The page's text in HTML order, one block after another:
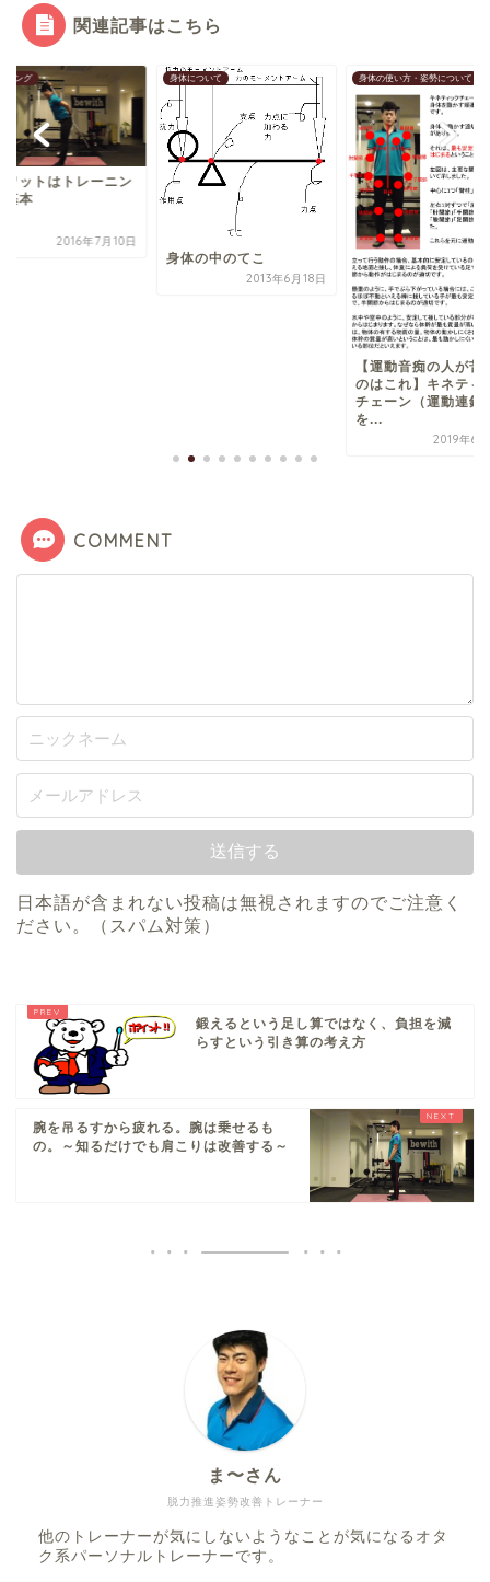
関連記事はこちら
ついて 身体の使い方・姿勢について トレーニング
【腰部傷害防止】ス
ットで腰を痛めない
に注意すべきこと
2018年11
COMMENT
日本語が含まれない投稿は無視されますのでご注意く
ださい。（スパム対策）
鍛えるという足し算ではなく、負担を減
らすという引き算の考え方
腕を吊るすから疲れる。腕は乗せるも
の。～知るだけでも肩こりは改善する～
脱力推進姿勢改善トレーナー
ま〜さん
他のトレーナーが気にしないようなことが気になるオタ
ク系パーソナルトレーナーです。